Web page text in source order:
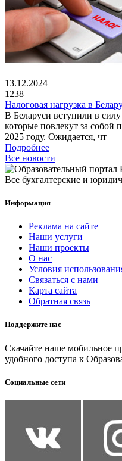
13.12.2024
1238
Налоговая нагрузка в
В Беларуси вступили в
которые повлекут за собой
2025 году. Ожидается, чт
Подробнее
Все новости
Все бухгалтерские и
Информация
Реклама на сайте
Наши услуги
Наши проекты
О нас
Условия
Связаться с нами
Карта сайта
Обратная связь
Поддержите нас
Скачайте наше мобильное
удобного доступа к
Социальные сети